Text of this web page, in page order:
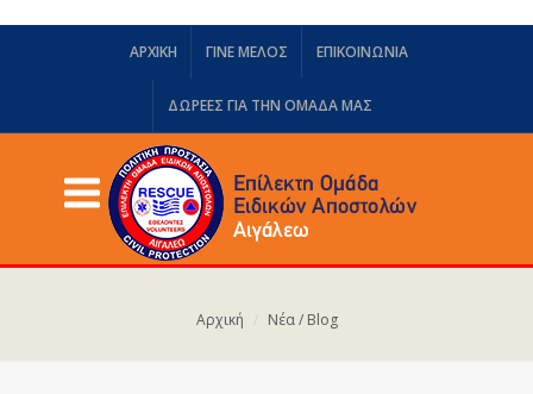
ΑΡΧΙΚΗ ΓΙΝΕ ΜΕΛΟΣ ΕΠΙΚΟΙΝΩΝΙΑ
ΔΩΡΕΈΣ ΓΙΑ ΤΗΝ ΟΜΆΔΑ ΜΑΣ
Αρχική Νέα / Blog